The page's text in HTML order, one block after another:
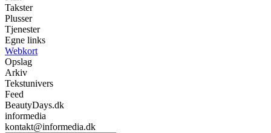
Takster
Plusser
Tjenester
Egne links
Webkort
Opslag
Arkiv
Tekstunivers
Feed
BeautyDays.dk
informedia
kontakt@informedia.dk